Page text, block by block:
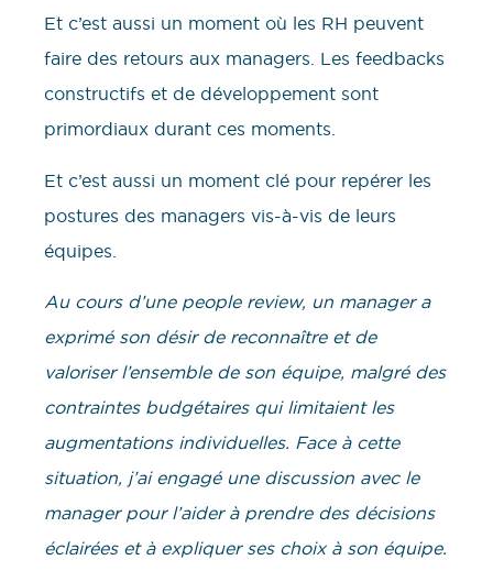
Et c’est aussi un moment où les RH peuvent
faire des retours aux managers. Les feedbacks
constructifs et de développement sont
primordiaux durant ces moments.
Et c’est aussi un moment clé pour repérer les
postures des managers vis-à-vis de leurs
équipes.
Au cours d’une people review, un manager a
exprimé son désir de reconnaître et de
valoriser l’ensemble de son équipe, malgré des
contraintes budgétaires qui limitaient les
augmentations individuelles. Face à cette
situation, j’ai engagé une discussion avec le
manager pour l’aider à prendre des décisions
éclairées et à expliquer ses choix à son équipe.